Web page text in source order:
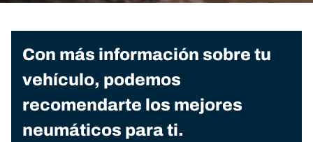
Con más información sobre tu
vehículo, podemos
recomendarte los mejores
neumáticos para ti.